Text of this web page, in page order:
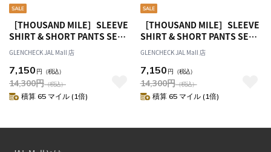
［THOUSAND MILE］SLEEVE
SHIRT & SHORT PANTS SET
2025 チャコール S[オススメ
GLENCHECK JAL Mall 店
7,150 円 （税込）
14,300円（税込）
積算 65 マイル (1倍)
［THOUSAND MILE］SLEEVE
SHIRT & SHORT PANTS SET
2025 スチール S[オススメ対
GLENCHECK JAL Mall 店
7,150 円 （税込）
14,300円（税込）
積算 65 マイル (1倍)